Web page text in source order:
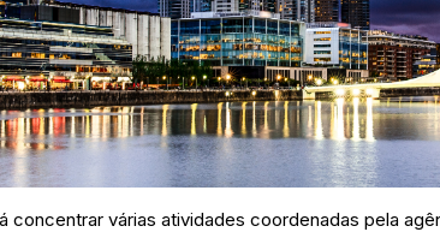
concentrar várias atividades coordenadas pela